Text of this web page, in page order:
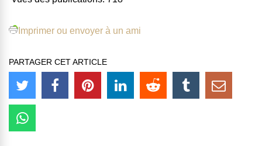
Imprimer ou envoyer à un ami
PARTAGER CET ARTICLE